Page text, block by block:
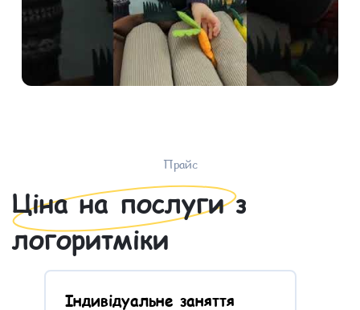
Прайс
Ціна на послуги з
логоритміки
Індивідуальне заняття